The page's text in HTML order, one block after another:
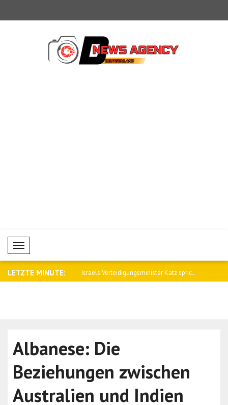
Mobil Menü
LETZTE MINUTE:
während XRP und BNB Israels Verteidigungsminister Katz spric..
Albanese: Die
Beziehungen zwischen
Australien und Indien